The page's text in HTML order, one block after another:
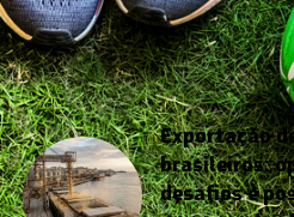
Exportação
brasileiros:
desafios e